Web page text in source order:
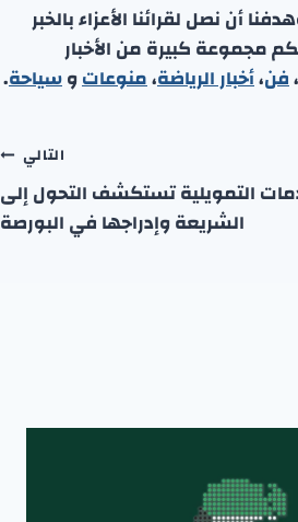
أن نصل لقرائنا الأعزاء بالخبر
مجموعة كبيرة من الأخبار
،فن،أخبار الرياضة،منوعاتوسياحة.
التالي
التمويلية تستكشف التحول إلى
الشريعة وإدراجها في البورصة